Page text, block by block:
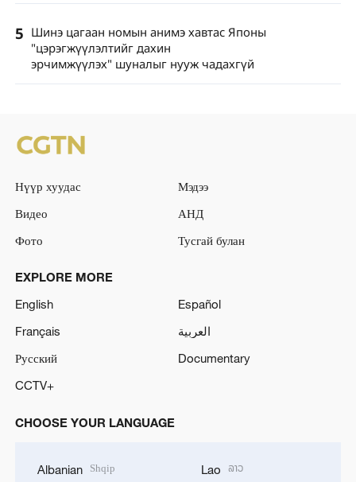
5 Шинэ цагаан номын анимэ хавтас Японы
"цэрэгжүүлэлтийг дахин
эрчимжүүлэх" шуналыг нууж чадахгүй
Нүүр хуудас
Мэдээ
Видео
АНД
Фото
Тусгай булан
EXPLORE MORE
English
Español
Français
العربية
Русский
Documentary
CCTV+
CHOOSE YOUR LANGUAGE
Albanian Shqip Lao ລາວ